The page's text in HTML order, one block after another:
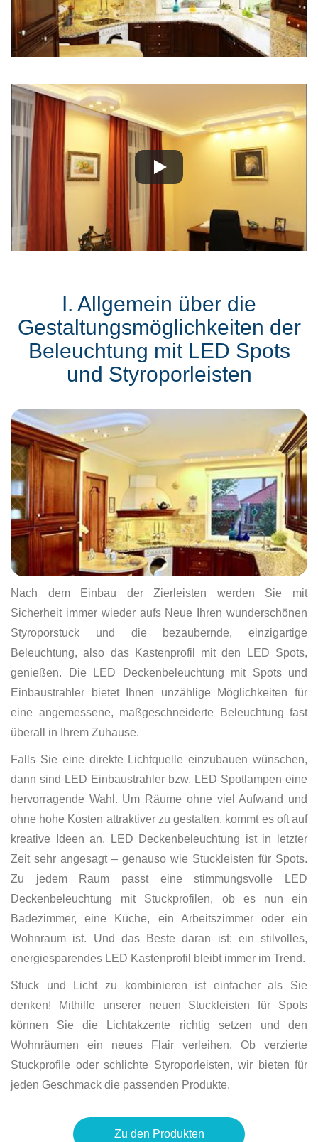
I. Allgemein über die
Gestaltungsmöglichkeiten der
Beleuchtung mit LED Spots
und Styroporleisten
Nach dem Einbau der Zierleisten werden Sie mit
Sicherheit immer wieder aufs Neue Ihren wunderschönen
Styroporstuck und die bezaubernde, einzigartige
Beleuchtung, also das Kastenprofil mit den LED Spots,
genießen. Die LED Deckenbeleuchtung mit Spots und
Einbaustrahler bietet Ihnen unzählige Möglichkeiten für
eine angemessene, maßgeschneiderte Beleuchtung fast
überall in Ihrem Zuhause.
Falls Sie eine direkte Lichtquelle einzubauen wünschen,
dann sind LED Einbaustrahler bzw. LED Spotlampen eine
hervorragende Wahl. Um Räume ohne viel Aufwand und
ohne hohe Kosten attraktiver zu gestalten, kommt es oft auf
kreative Ideen an. LED Deckenbeleuchtung ist in letzter
Zeit sehr angesagt – genauso wie Stuckleisten für Spots.
Zu jedem Raum passt eine stimmungsvolle LED
Deckenbeleuchtung mit Stuckprofilen, ob es nun ein
Badezimmer, eine Küche, ein Arbeitszimmer oder ein
Wohnraum ist. Und das Beste daran ist: ein stilvolles,
energiesparendes LED Kastenprofil bleibt immer im Trend.
Stuck und Licht zu kombinieren ist einfacher als Sie
denken! Mithilfe unserer neuen Stuckleisten für Spots
können Sie die Lichtakzente richtig setzen und den
Wohnräumen ein neues Flair verleihen. Ob verzierte
Stuckprofile oder schlichte Styroporleisten, wir bieten für
jeden Geschmack die passenden Produkte.
Zu den Produkten